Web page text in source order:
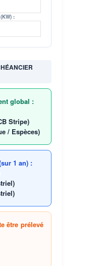
:
global :
Stripe)
/ Espèces)
1 an) :
être prélevé